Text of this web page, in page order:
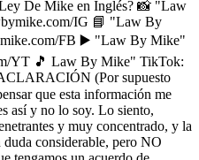
De Mike en Inglés? 📸 "Law
IG 📘 "Law By
FB ▶️ "Law By Mike"
YT 🎵 Law By Mike" TikTok:
(Por supuesto
que esta información me
así y no lo soy. Lo siento,
y muy concentrado, y la
duda considerable, pero NO